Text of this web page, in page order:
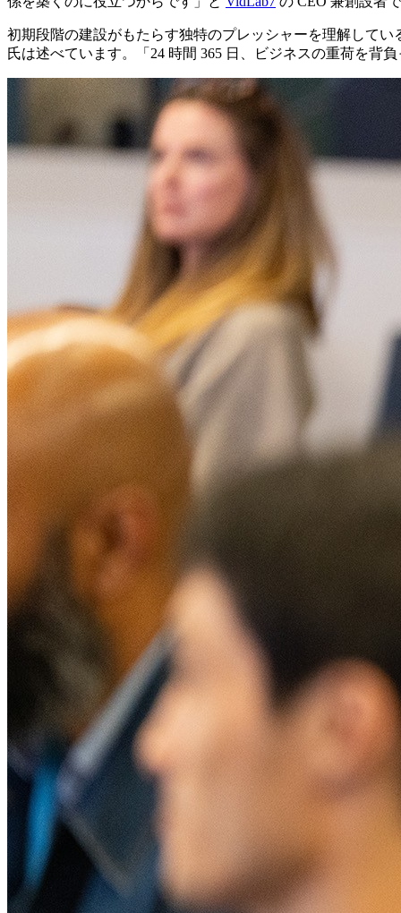
初期段階の建設がもたらす独特のプレッシャーを理解して
氏は述べています。「24 時間 365 日、ビジネスの重荷を背